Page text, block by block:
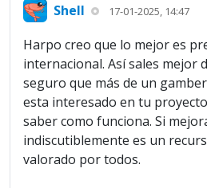
Shell 17-01-2025, 14:47
Harpo creo que lo mejor es
internacional. Así sales mejor
seguro que más de un
esta interesado en tu
saber como funciona. Si
indiscutiblemente es un
valorado por todos.